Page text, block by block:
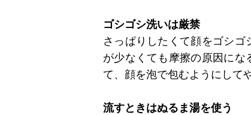
ゴシゴシ洗いは厳禁
さっぱりしたくて顔をゴシ
が少なくても摩擦の原因にな
て、顔を泡で包むようにして
流すときはぬるま湯を使う